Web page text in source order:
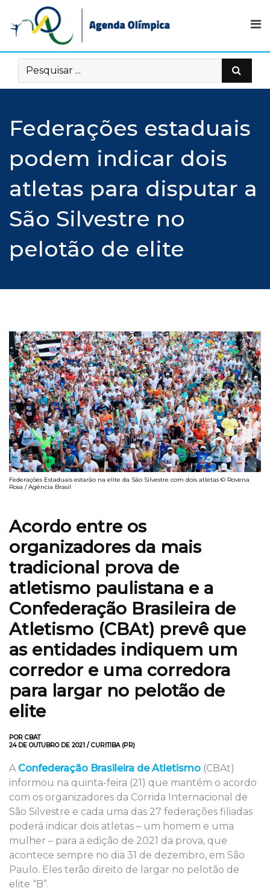
content
Federações estaduais
podem indicar dois
atletas para disputar a
São Silvestre no
pelotão de elite
Federações Estaduais estarão na elite da São Silvestre com dois atletas © Rovena
Rosa / Agência Brasil
Acordo entre os
organizadores da mais
tradicional prova de
atletismo paulistana e a
Confederação Brasileira de
Atletismo (CBAt) prevê que
as entidades indiquem um
corredor e uma corredora
para largar no pelotão de
elite
POR CBAT
24 DE OUTUBRO DE 2021 / CURITIBA (PR)
A Confederação Brasileira de Atletismo (CBAt)
informou na quinta-feira (21) que mantém o acordo
com os organizadores da Corrida Internacional de
São Silvestre e cada uma das 27 federações filiadas
poderá indicar dois atletas – um homem e uma
mulher – para a edição de 2021 da prova, que
acontece sempre no dia 31 de dezembro, em São
Paulo. Eles terão direito de largar no pelotão de
elite “B”.